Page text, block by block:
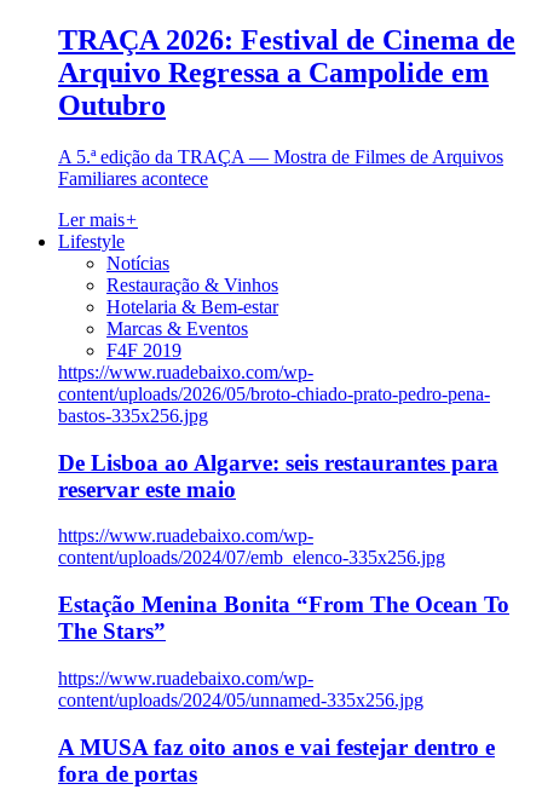
TRAÇA 2026: Festival de Cinema de
Arquivo Regressa a Campolide em
Outubro
A 5.ª edição da TRAÇA — Mostra de Filmes de Arquivos
Familiares acontece
Ler mais+
Lifestyle
Notícias
Restauração & Vinhos
Hotelaria & Bem-estar
Marcas & Eventos
F4F 2019
https://www.ruadebaixo.com/wp-
content/uploads/2026/05/broto-chiado-prato-pedro-pena-
bastos-335x256.jpg
De Lisboa ao Algarve: seis restaurantes para
reservar este maio
https://www.ruadebaixo.com/wp-
content/uploads/2024/07/emb_elenco-335x256.jpg
Estação Menina Bonita “From The Ocean To
The Stars”
https://www.ruadebaixo.com/wp-
content/uploads/2024/05/unnamed-335x256.jpg
A MUSA faz oito anos e vai festejar dentro e
fora de portas